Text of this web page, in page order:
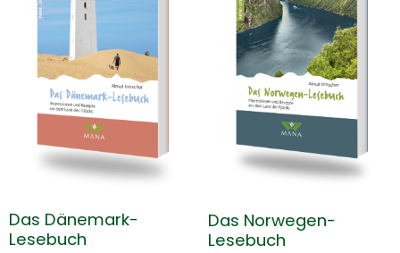
Das Dänemark-
Lesebuch
Das Norwegen-
Lesebuch